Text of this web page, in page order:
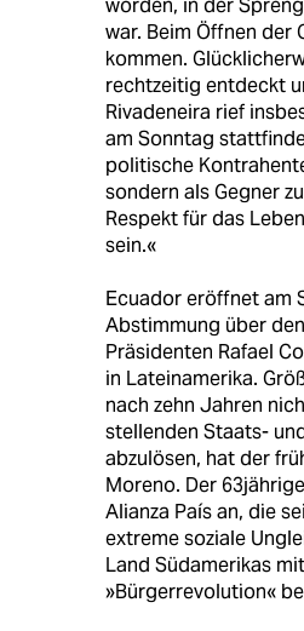
worden, in der
war. Beim Öffnen der
kommen.
rechtzeitig entdeckt
Rivadeneira rief
am Sonntag
politische
sondern als Gegner
Respekt für das
sein.«
Ecuador eröffnet am
Abstimmung über
Präsidenten Rafael
in Lateinamerika.
nach zehn Jahren
stellenden Staats-
abzulösen, hat der
Moreno. Der
Alianza País an, die
extreme soziale
Land Südamerikas
»Bürgerrevolution«